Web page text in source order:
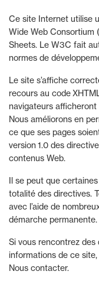
Ce site Internet utilise
Wide Web Consortium
Sheets. Le W3C fait
normes de
Le site s’affiche
recours au code
navigateurs
Nous améliorons en
ce que ses pages
version 1.0 des
contenus Web.
Il se peut que
totalité des directives.
avec l’aide de
démarche permanente.
Si vous rencontrez
informations de ce
Nous contacter.